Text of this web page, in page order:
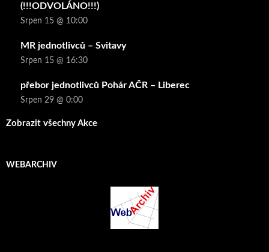
(!!!ODVOLÁNO!!!)
Srpen 15 @ 10:00
MR jednotlivců – Svitavy
Srpen 15 @ 16:30
přebor jednotlivců Pohár AČR – Liberec
Srpen 29 @ 0:00
Zobrazit všechny Akce
WEBARCHIV